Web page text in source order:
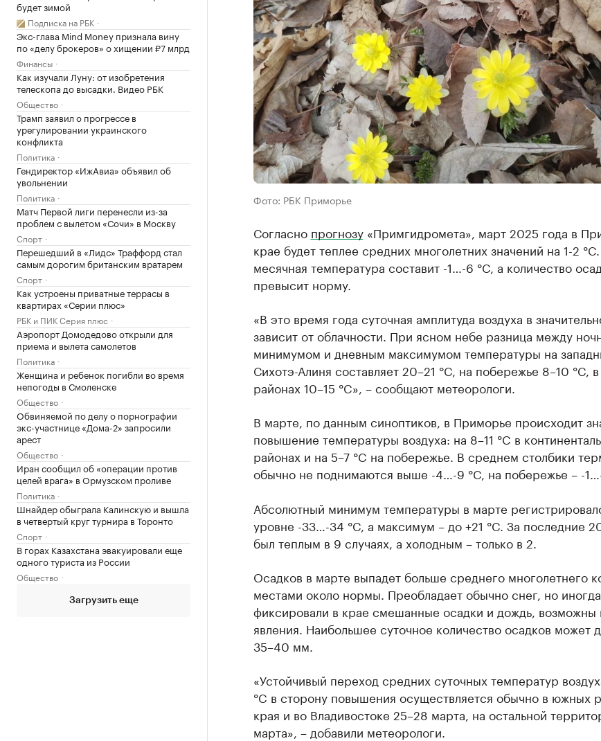
будет зимой
Подписка на РБК
Экс-глава Mind Money признала вину
по «делу брокеров» о хищении ₽7 млрд
Финансы
Как изучали Луну: от изобретения
телескопа до высадки. Видео РБК
Общество
Трамп заявил о прогрессе в
урегулировании украинского
конфликта
Политика
Гендиректор «ИжАвиа» объявил об
увольнении
Политика
Матч Первой лиги перенесли из-за
проблем с вылетом «Сочи» в Москву
Спорт
Перешедший в «Лидс» Траффорд стал
самым дорогим британским вратарем
Спорт
Как устроены приватные террасы в
квартирах «Серии плюс»
РБК и ПИК Серия плюс
Аэропорт Домодедово открыли для
приема и вылета самолетов
Политика
Женщина и ребенок погибли во время
непогоды в Смоленске
Общество
Обвиняемой по делу о порнографии
экс-участнице «Дома-2» запросили
арест
Общество
Иран сообщил об «операции против
целей врага» в Ормузском проливе
Политика
Шнайдер обыграла Калинскую и вышла
в четвертый круг турнира в Торонто
Спорт
В горах Казахстана эвакуировали еще
одного туриста из России
Общество
Загрузить еще
Фото: РБК Приморье
Согласно прогнозу«Примгидромета», март 2025 года в
крае будет теплее средних многолетних значений на 1-2
месячная температура составит -1…-6 °C, а количество
превысит норму.
«В это время года суточная амплитуда воздуха в
зависит от облачности. При ясном небе разница между
минимумом и дневным максимумом температуры на
Сихотэ-Алиня составляет 20–21 °C, на побережье 8–10 °C,
районах 10–15 °C», – сообщают метеорологи.
В марте, по данным синоптиков, в Приморье происходит
повышение температуры воздуха: на 8–11 °C в
районах и на 5–7 °C на побережье. В среднем столбики
обычно не поднимаются выше -4…-9 °C, на побережье – -
Абсолютный минимум температуры в марте
уровне -33…-34 °C, а максимум – до +21 °C. За последние
был теплым в 9 случаях, а холодным – только в 2.
Осадков в марте выпадет больше среднего многолетнего
местами около нормы. Преобладает обычно снег, но
фиксировали в крае смешанные осадки и дождь, возможны
явления. Наибольшее суточное количество осадков может
35–40 мм.
«Устойчивый переход средних суточных температур
°C в сторону повышения осуществляется обычно в южных
края и во Владивостоке 25–28 марта, на остальной
марта», – добавили метеорологи.